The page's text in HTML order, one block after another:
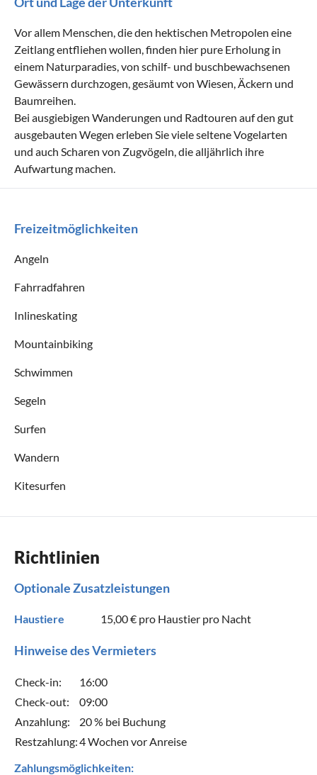
Vor allem Menschen, die den hektischen Metropolen eine
Zeitlang entfliehen wollen, finden hier pure Erholung in
einem Naturparadies, von schilf- und buschbewachsenen
Gewässern durchzogen, gesäumt von Wiesen, Äckern und
Baumreihen.
Bei ausgiebigen Wanderungen und Radtouren auf den gut
ausgebauten Wegen erleben Sie viele seltene Vogelarten
und auch Scharen von Zugvögeln, die alljährlich ihre
Aufwartung machen.
Freizeitmöglichkeiten
Angeln
Fahrradfahren
Inlineskating
Mountainbiking
Schwimmen
Segeln
Surfen
Wandern
Kitesurfen
Richtlinien
Optionale Zusatzleistungen
Haustiere 15,00 € pro Haustier pro Nacht
Hinweise des Vermieters
Check-in:
16:00
Check-out:
09:00
Anzahlung:
20 % bei Buchung
Restzahlung:4 Wochen vor Anreise
Zahlungsmöglichkeiten: